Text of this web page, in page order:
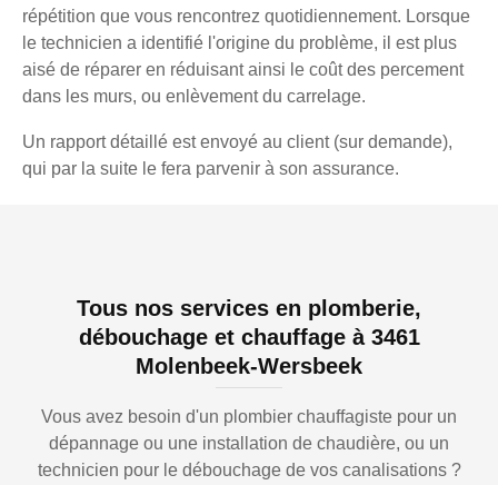
répétition que vous rencontrez quotidiennement. Lorsque
le technicien a identifié l'origine du problème, il est plus
aisé de réparer en réduisant ainsi le coût des percement
dans les murs, ou enlèvement du carrelage.
Un rapport détaillé est envoyé au client (sur demande),
qui par la suite le fera parvenir à son assurance.
Tous nos services en plomberie,
débouchage et chauffage à 3461
Molenbeek-Wersbeek
Vous avez besoin d'un plombier chauffagiste pour un
dépannage ou une installation de chaudière, ou un
technicien pour le débouchage de vos canalisations ?